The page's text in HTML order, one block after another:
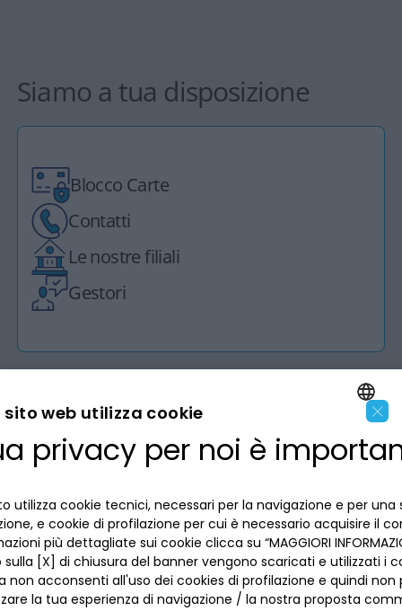
Siamo a tua disposizione
Blocco Carte
Contatti
Le nostre filiali
Gestori
LA BANCA
Dove siamo
Lavora con noi
INFORMAZIONI PER IL CLIENTE
Privacy
La tua scelta sui cookies
ACCESSIBILITÀ E APP
SEGUICI SUI SOCIAL
ENGLISH
×
sito web utilizza cookie
privacy per noi è
utilizza cookie tecnici, necessari per la navigazione e per una
e cookie di profilazione per cui è necessario acquisire il
più dettagliate sui cookie clicca su “MAGGIORI
[X] di chiusura del banner vengono scaricati e utilizzati i
non acconsenti all'uso dei cookies di profilazione e quindi non
la tua esperienza di navigazione / la nostra proposta